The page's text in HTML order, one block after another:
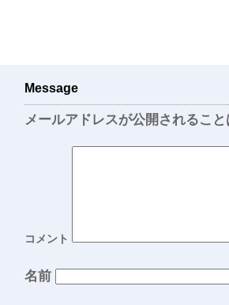
Message
メールアドレスが公開されること
コメント
名前